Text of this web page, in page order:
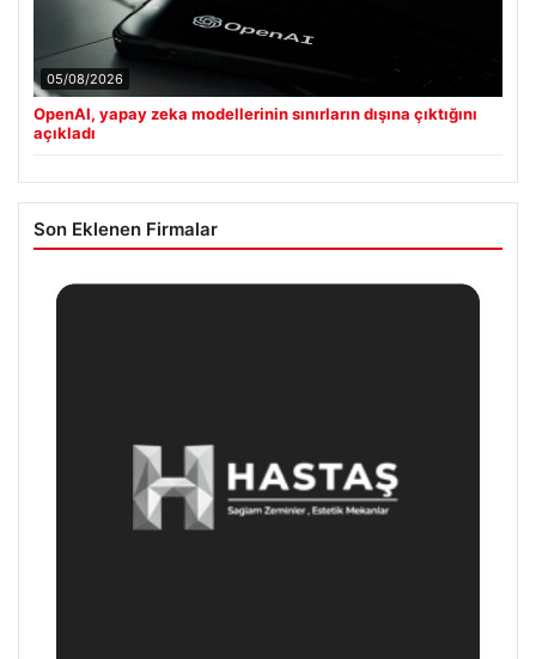
05/08/2026
OpenAI, yapay zeka modellerinin sınırların dışına çıktığını
açıkladı
Son Eklenen Firmalar